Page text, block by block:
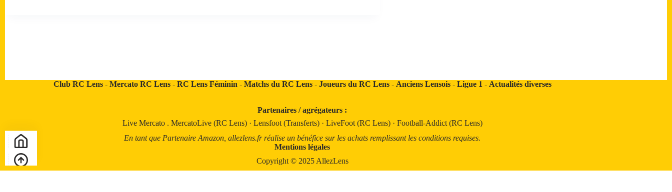
Club RC Lens- Mercato RC Lens- RC Lens Féminin - Matchs du RC Lens- Joueurs du RC Lens- Anciens Lensois- Ligue 1 - Actualités diverses
Partenaires / agrégateurs :
Live Mercato . MercatoLive (RC Lens) · Lensfoot (Transferts) · LiveFoot (RC Lens) · Football-Addict (RC Lens)
En tant que Partenaire Amazon, allezlens.fr réalise un bénéfice sur les achats remplissant les conditions requises.
Mentions légales
Copyright © 2025 AllezLens